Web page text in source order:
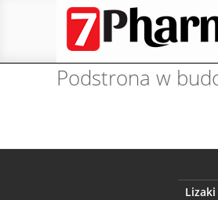
Podstrona w
Lizaki